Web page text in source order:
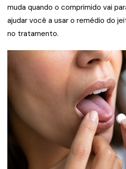
muda quando o comprimido vai
ajudar você a usar o remédio do
no tratamento.